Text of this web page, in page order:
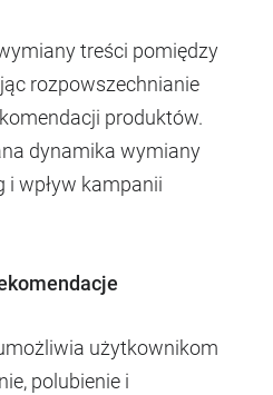
treści pomiędzy
rozpowszechnianie
produktów.
dynamika wymiany
i wpływ kampanii
użytkownikom
polubienie i